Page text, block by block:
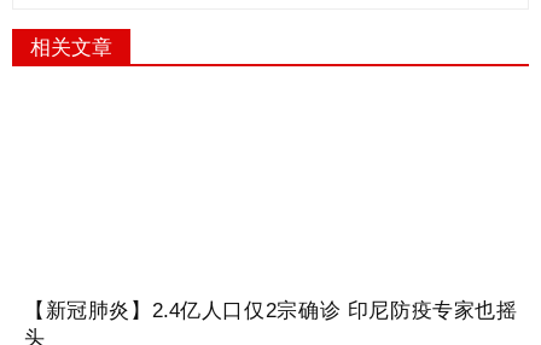
相关文章
【新冠肺炎】2.4亿人口仅2宗确诊 印尼防疫专家也摇
头